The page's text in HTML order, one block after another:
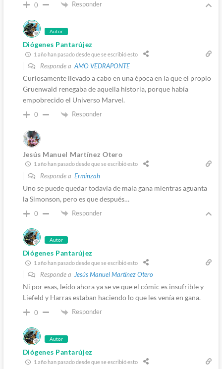
0 Responder
Autor
Diógenes Pantarújez
1 año han pasado desde que se escribió esto
Responde a AMO VEDRAPONTE
Curiosamente llevado a cabo en una época en la que el propio
Gruenwald renegaba de aquella historia, porque había
empobrecido el Universo Marvel.
0 Responder
Jesús Manuel Martínez Otero
1 año han pasado desde que se escribió esto
Responde a Erminzah
Uno se puede quedar todavía de mala gana mientras aguanta
la Simonson, pero es que después…
0 Responder
Autor
Diógenes Pantarújez
1 año han pasado desde que se escribió esto
Responde a Jesús Manuel Martínez Otero
Ni por esas, leído ahora ya se ve que el cómic es insufrible y
Liefeld y Harras estaban haciendo lo que les venía en gana.
0 Responder
Autor
Diógenes Pantarújez
1 año han pasado desde que se escribió esto